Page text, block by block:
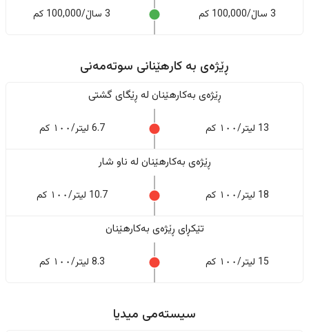
3 ساڵ/100,000 کم 3 ساڵ/100,000 کم
ڕێژەى به کارهێنانی سوتەمەنی
ڕێژەى بەکارهێنان له ڕێگای گشتی
13 لیتر/١٠٠ کم 6.7 لیتر/١٠٠ کم
ڕێژەى بەکارهێنان له ناو شار
18 لیتر/١٠٠ کم 10.7 لیتر/١٠٠ کم
تێکڕای ڕێژەى بەکارهێنان
15 لیتر/١٠٠ کم 8.3 لیتر/١٠٠ کم
سیستەمی میدیا